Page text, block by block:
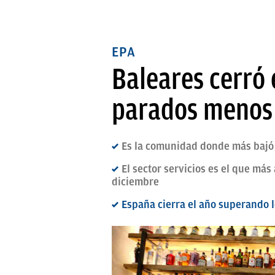
EPA
Baleares
parados
Es la comunidad donde más
El sector servicios es el que
diciembre
España cierra el año superando